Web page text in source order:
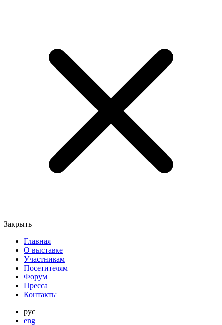
Закрыть
Главная
О выставке
Участникам
Посетителям
Форум
Пресса
Контакты
рус
eng